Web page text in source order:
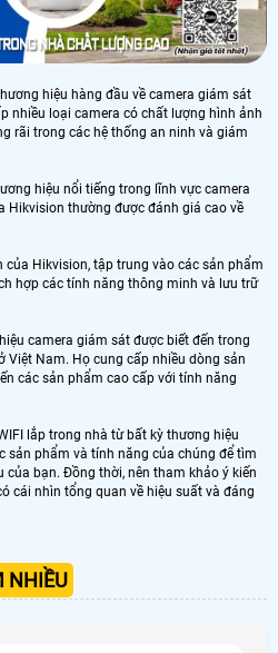
hiệu hàng đầu về camera giám sát
nhiều loại camera có chất lượng hình ảnh
rãi trong các hệ thống an ninh và giám
hiệu nổi tiếng trong lĩnh vực camera
Hikvision thường được đánh giá cao về
của Hikvision, tập trung vào các sản phẩm
hợp các tính năng thông minh và lưu trữ
camera giám sát được biết đến trong
Việt Nam. Họ cung cấp nhiều dòng sản
các sản phẩm cao cấp với tính năng
lắp trong nhà từ bất kỳ thương hiệu
sản phẩm và tính năng của chúng để tìm
bạn. Đồng thời, nên tham khảo ý kiến
cái nhìn tổng quan về hiệu suất và đáng
NHIỀU